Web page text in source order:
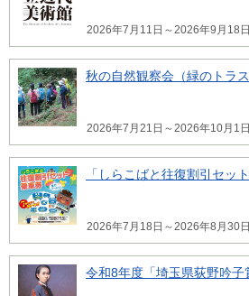
2026年7月11日～2026年9月18日
秋の自然観察会（緑のトラ
2026年7月21日～2026年10月1日
「しらこばと往復割引セッ
2026年7月18日～2026年8月30日
令和8年度「埼玉県荻野吟子